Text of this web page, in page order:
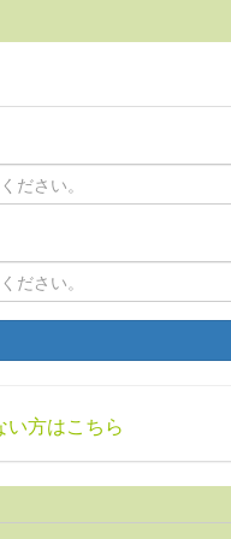
い方はこちら